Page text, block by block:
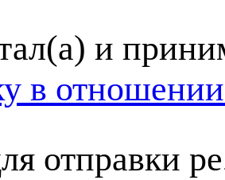
и
в
отправки